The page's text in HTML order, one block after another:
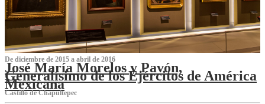
De diciembre de 2015 a abril de 2016
José María Morelos y Pavón,
Generalísimo de los Ejércitos de América
Mexicana
C‌astillo de Chapultepec